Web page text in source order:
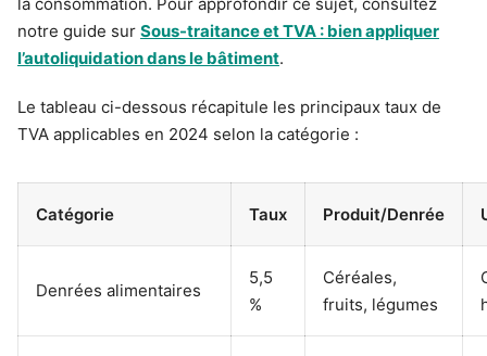
la consommation. Pour approfondir ce sujet, consultez
notre guide sur Sous-traitance et TVA : bien appliquer
l’autoliquidation dans le bâtiment.
Le tableau ci-dessous récapitule les principaux taux de
TVA applicables en 2024 selon la catégorie :
Catégorie Taux Produit/Denrée
Denrées alimentaires
5,5
%
Céréales,
fruits, légumes